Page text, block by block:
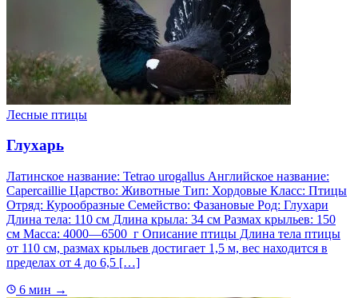
Лесные птицы
Глухарь
Латинское название: Tetrao urogallus Английское название:
Capercaillie Царство: Животные Тип: Хордовые Класс: Птицы
Отряд: Курообразные Семейство: Фазановые Род: Глухари
Длина тела: 110 см Длина крыла: 34 см Размах крыльев: 150
см Масса: 4000—6500 г Описание птицы Длина тела птицы
от 110 см, размах крыльев достигает 1,5 м, вес находится в
пределах от 4 до 6,5 […]
6 мин →